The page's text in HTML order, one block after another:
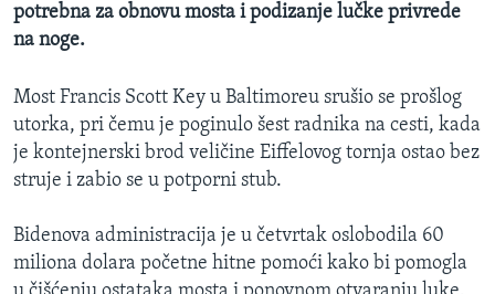
potrebna za obnovu mosta i podizanje lučke privrede
na noge.
Most Francis Scott Key u Baltimoreu srušio se prošlog
utorka, pri čemu je poginulo šest radnika na cesti, kada
je kontejnerski brod veličine Eiffelovog tornja ostao bez
struje i zabio se u potporni stub.
Bidenova administracija je u četvrtak oslobodila 60
miliona dolara početne hitne pomoći kako bi pomogla